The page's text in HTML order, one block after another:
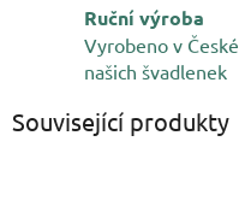
Ruční výroba
Vyrobeno v
našich švadlenek
Související produkty